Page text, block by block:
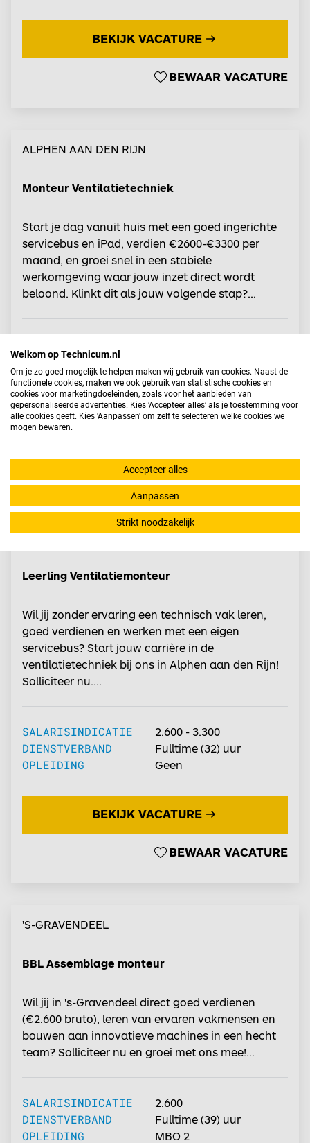
BEWAAR VACATURE
BEKIJK VACATURE
ALPHEN AAN DEN RIJN
Monteur Ventilatietechniek
Start je dag vanuit huis met een goed ingerichte
servicebus en iPad, verdien €2600-€3300 per
maand, en groei snel in een stabiele
werkomgeving waar jouw inzet direct wordt
beloond. Klinkt dit als jouw volgende stap?...
DIENSTVERBAND
OPLEIDING VMBO
BEWAAR VACATURE
ALPHEN AAN DEN RIJN
Leerling Ventilatiemonteur
Wil jij zonder ervaring een technisch vak leren,
goed verdienen en werken met een eigen
servicebus? Start jouw carrière in de
ventilatietechniek bij ons in Alphen aan den Rijn!
Solliciteer nu....
SALARISINDICATIE 2.600 - 3.300
DIENSTVERBAND Fulltime (32) uur
OPLEIDING Geen
BEWAAR VACATURE
BEKIJK VACATURE
'S-GRAVENDEEL
BBL Assemblage monteur
Wil jij in 's-Gravendeel direct goed verdienen
(€2.600 bruto), leren van ervaren vakmensen en
bouwen aan innovatieve machines in een hecht
team? Solliciteer nu en groei met ons mee!...
SALARISINDICATIE 2.600
DIENSTVERBAND Fulltime (39) uur
OPLEIDING MBO 2
Welkom op Technicum.nl
Om je zo goed mogelijk te helpen maken wij gebruik van cookies. Naast de
functionele cookies, maken we ook gebruik van statistische cookies en
cookies voor marketingdoeleinden, zoals voor het aanbieden van
gepersonaliseerde advertenties. Kies ‘Accepteer alles’ als je toestemming voor
alle cookies geeft. Kies 'Aanpassen' om zelf te selecteren welke cookies we
mogen bewaren.
Accepteer alles
Aanpassen
Strikt noodzakelijk